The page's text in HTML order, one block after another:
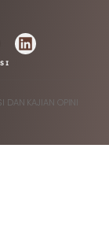
DAN KAJIAN OPINI